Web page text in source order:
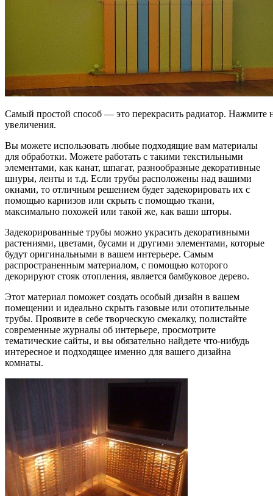
Самый простой способ — это перекрасить радиатор. Нажмите
увеличения.
Вы можете использовать любые подходящие вам материалы
для обработки. Можете работать с такими текстильными
элементами, как канат, шпагат, разнообразные декоративные
шнуры, ленты и т.д. Если трубы расположены над вашими
окнами, то отличным решением будет задекорировать их с
помощью карнизов или скрыть с помощью ткани,
максимально похожей или такой же, как ваши шторы.
Задекорированные трубы можно украсить декоративными
растениями, цветами, бусами и другими элементами, которые
будут оригинальными в вашем интерьере. Самым
распространенным материалом, с помощью которого
декорируют стояк отопления, является бамбуковое дерево.
Этот материал поможет создать особый дизайн в вашем
помещении и идеально скрыть газовые или отопительные
трубы. Проявите в себе творческую смекалку, полистайте
современные журналы об интерьере, просмотрите
тематические сайты, и вы обязательно найдете что-нибудь
интересное и подходящее именно для вашего дизайна
комнаты.